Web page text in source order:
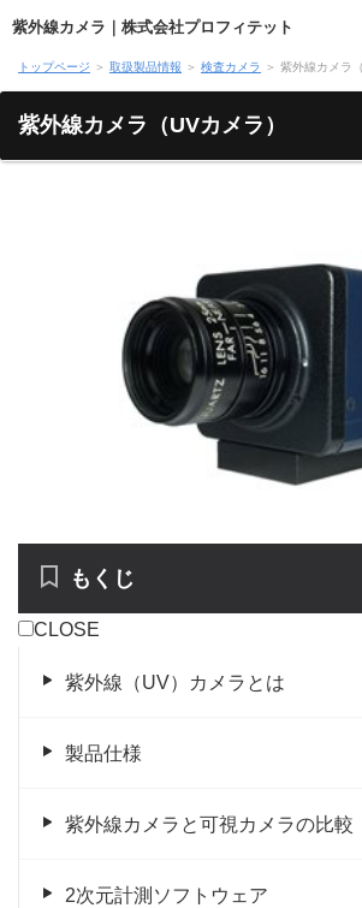
紫外線カメラ｜株式会社プロフィテット
トップページ ＞ 取扱製品情報 ＞ 検査カメラ ＞ 紫外線カメラ
紫外線カメラ（UVカメラ）
もくじ
CLOSE
紫外線（UV）カメラとは
製品仕様
紫外線カメラと可視カメラの比較
2次元計測ソフトウェア